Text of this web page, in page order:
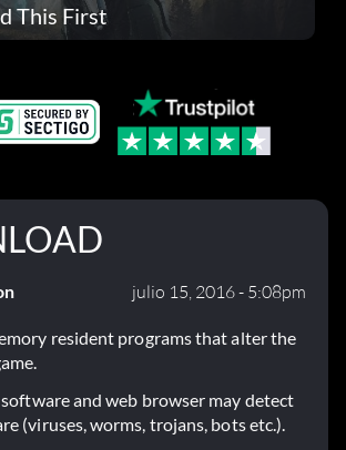
This First
julio 15, 2016 - 5:08pm
resident programs that alter the
and web browser may detect
(viruses, worms, trojans, bots etc.).